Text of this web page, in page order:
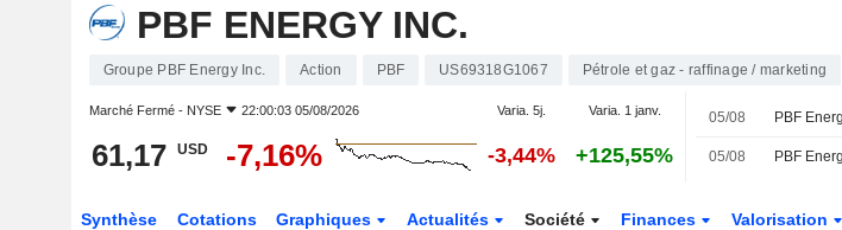
PBF ENERGY INC.
Groupe PBF Energy Inc. Action PBF US69318G1067 Pétrole et gaz - raffinage / marketing
Marché Fermé - NYSE 22:00:03 05/08/2026 Varia. 5j. Varia. 1 janv.
61,17 USD -7,16% -3,44% +125,55%
05/08
05/08
Synthèse Cotations Graphiques Actualités Société Finances Valorisation